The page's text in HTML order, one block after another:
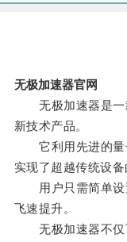
无极加速器官网
无极加速器是一
新技术产品。
它利用先进的量
实现了超越传统设备
用户只需简单设
飞速提升。
无极加速器不仅